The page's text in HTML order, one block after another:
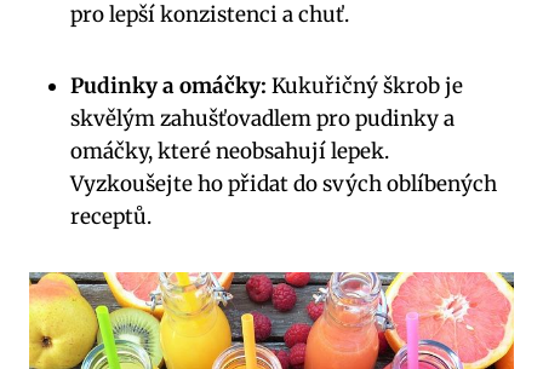
pro lepší konzistenci a chuť.
Pudinky a omáčky: Kukuřičný škrob je
skvělým zahušťovadlem pro pudinky a
omáčky, které neobsahují lepek.
Vyzkoušejte ho přidat do svých oblíbených
receptů.